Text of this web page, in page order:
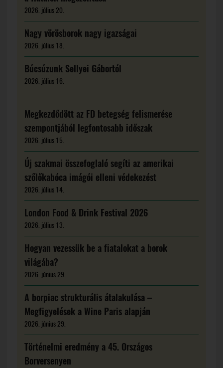
2026. július 20.
Nagy vörösborok nagy igazságai
2026. július 18.
Búcsúzunk Sellyei Gábortól
2026. július 16.
Megkezdődött az FD betegség felismerése
szempontjából legfontosabb időszak
2026. július 15.
Új szakmai összefoglaló segíti az amerikai
szőlőkabóca imágói elleni védekezést
2026. július 14.
London Food & Drink Festival 2026
2026. július 13.
Hogyan vezessük be a fiatalokat a borok
világába?
2026. június 29.
A borpiac strukturális átalakulása –
Megfigyelések a Wine Paris alapján
2026. június 29.
Történelmi eredmény a 45. Országos
Borversenyen